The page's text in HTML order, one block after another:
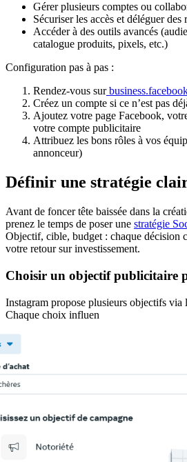
Gérer plusieurs comptes ou
Sécuriser les accès et déléguer des
Accéder à des outils avancés
catalogue produits, pixels, etc.)
Configuration pas à pas :
Rendez-vous sur
Créez un compte si ce n’est pas
Ajoutez votre page Facebook,
votre compte publicitaire
Attribuez les bons rôles à vos
annonceur)
Définir une stratégie
Avant de foncer tête baissée dans la
prenez le temps de poser une stratégie
Objectif, cible, budget : chaque décision
votre retour sur investissement.
Choisir un objectif publicitaire
Instagram propose plusieurs objectifs via
Chaque choix influen